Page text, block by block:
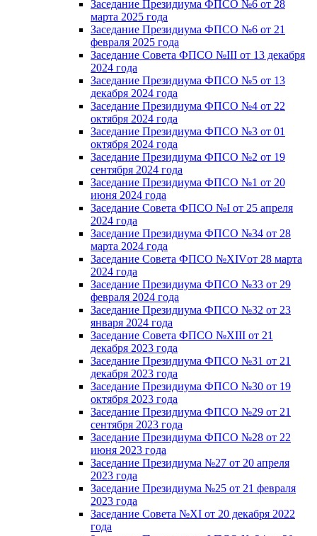
Заседание Президиума ФПСО №6 от 28
марта 2025 года
Заседание Президиума ФПСО №6 от 21
февраля 2025 года
Заседание Совета ФПСО №III от 13 декабря
2024 года
Заседание Президиума ФПСО №5 от 13
декабря 2024 года
Заседание Президиума ФПСО №4 от 22
октября 2024 года
Заседание Президиума ФПСО №3 от 01
октября 2024 года
Заседание Президиума ФПСО №2 от 19
сентября 2024 года
Заседание Президиума ФПСО №1 от 20
июня 2024 года
Заседание Совета ФПСО №I от 25 апреля
2024 года
Заседание Президиума ФПСО №34 от 28
марта 2024 года
Заседание Совета ФПСО №XIVот 28 марта
2024 года
Заседание Президиума ФПСО №33 от 29
февраля 2024 года
Заседание Президиума ФПСО №32 от 23
января 2024 года
Заседание Совета ФПСО №XIII от 21
декабря 2023 года
Заседание Президиума ФПСО №31 от 21
декабря 2023 года
Заседание Президиума ФПСО №30 от 19
октября 2023 года
Заседание Президиума ФПСО №29 от 21
сентября 2023 года
Заседание Президиума ФПСО №28 от 22
июня 2023 года
Заседание Президиума №27 от 20 апреля
2023 года
Заседание Президиума №25 от 21 февраля
2023 года
Заседание Совета №XI от 20 декабря 2022
года